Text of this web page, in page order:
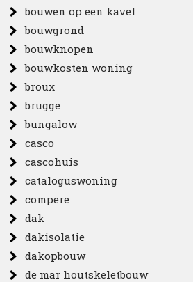
bouwen op een kavel
bouwgrond
bouwknopen
bouwkosten woning
broux
brugge
bungalow
casco
cascohuis
cataloguswoning
compere
dak
dakisolatie
dakopbouw
de mar houtskeletbouw